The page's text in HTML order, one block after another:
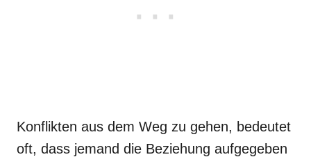
Konflikten aus dem Weg zu gehen, bedeutet
oft, dass jemand die Beziehung aufgegeben